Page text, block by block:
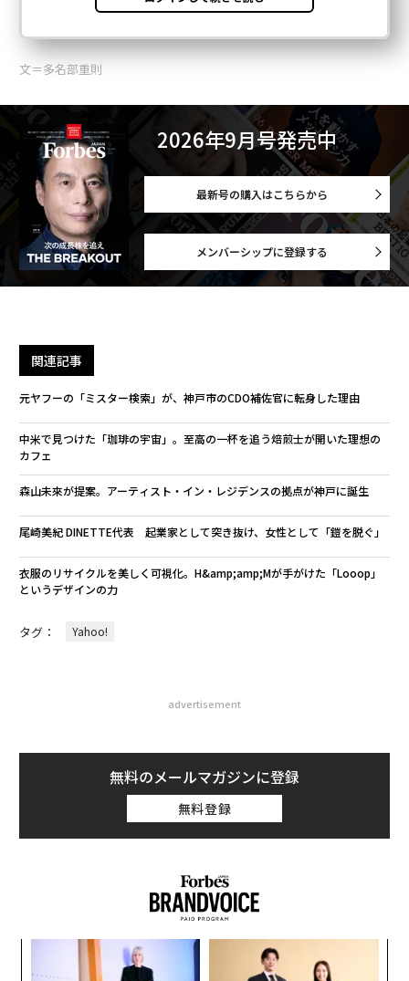
文＝多名部重則
2026年9月号発売中
最新号の購入はこちらから
メンバーシップに登録する
関連記事
元ヤフーの「ミスター検索」が、神戸市のCDO補佐官に転身した理由
中米で見つけた「珈琲の宇宙」。至高の一杯を追う焙煎士が開いた理想の
カフェ
森山未來が提案。アーティスト・イン・レジデンスの拠点が神戸に誕生
尾崎美紀 DINETTE代表 起業家として突き抜け、女性として「鎧を脱ぐ」
衣服のリサイクルを美しく可視化。H&amp;amp;Mが手がけた「Looop」
というデザインの力
タグ： Yahoo!
advertisement
無料のメールマガジンに登録
無料登録